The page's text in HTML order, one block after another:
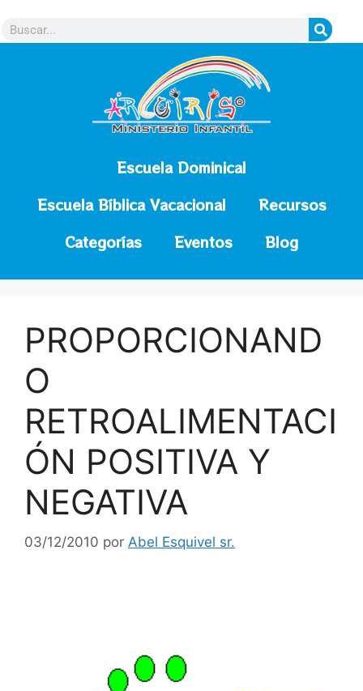
Escuela Dominical
Escuela Bíblica Vacacional
Recursos
Categorías
Eventos Blog
PROPORCIONAND
O
RETROALIMENTACI
ÓN POSITIVA Y
NEGATIVA
03/12/2010 por Abel Esquivel sr.